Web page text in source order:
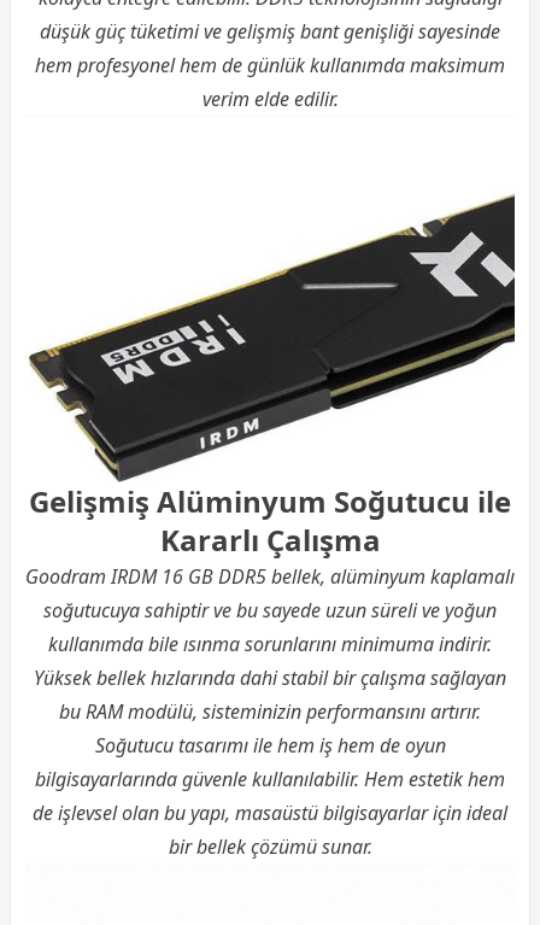
düşük güç tüketimi ve gelişmiş bant genişliği sayesinde
hem profesyonel hem de günlük kullanımda maksimum
verim elde edilir.
Gelişmiş Alüminyum Soğutucu ile
Kararlı Çalışma
Goodram IRDM 16 GB DDR5 bellek, alüminyum kaplamalı
soğutucuya sahiptir ve bu sayede uzun süreli ve yoğun
kullanımda bile ısınma sorunlarını minimuma indirir.
Yüksek bellek hızlarında dahi stabil bir çalışma sağlayan
bu RAM modülü, sisteminizin performansını artırır.
Soğutucu tasarımı ile hem iş hem de oyun
bilgisayarlarında güvenle kullanılabilir. Hem estetik hem
de işlevsel olan bu yapı, masaüstü bilgisayarlar için ideal
bir bellek çözümü sunar.